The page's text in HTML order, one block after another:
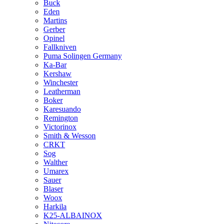
Buck
Eden
Martins
Gerber
Opinel
Fallkniven
Puma Solingen Germany
Ka-Bar
Kershaw
Winchester
Leatherman
Boker
Karesuando
Remington
Victorinox
Smith & Wesson
CRKT
Sog
Walther
Umarex
Sauer
Blaser
Woox
Harkila
K25-ALBAINOX